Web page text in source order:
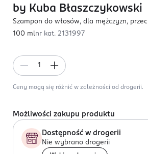
by Kuba Błaszczykowski
Szampon do włosów, dla mężczyzn,
100 mlnr kat. 2131997
Ceny mogą się różnić w zależności od drogerii.
Możliwości zakupu produktu
Dostępność w drogerii
Nie wybrano drogerii